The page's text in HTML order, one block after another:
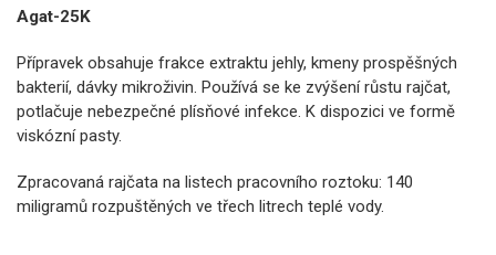
Agat-25K
Přípravek obsahuje frakce extraktu jehly, kmeny prospěšných
bakterií, dávky mikroživin. Používá se ke zvýšení růstu rajčat,
potlačuje nebezpečné plísňové infekce. K dispozici ve formě
viskózní pasty.
Zpracovaná rajčata na listech pracovního roztoku: 140
miligramů rozpuštěných ve třech litrech teplé vody.